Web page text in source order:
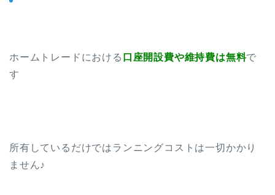
ホームトレードにおける 口座開設費や維持費は無料で
す
所有しているだけではランニングコストは一切かかり
ません♪